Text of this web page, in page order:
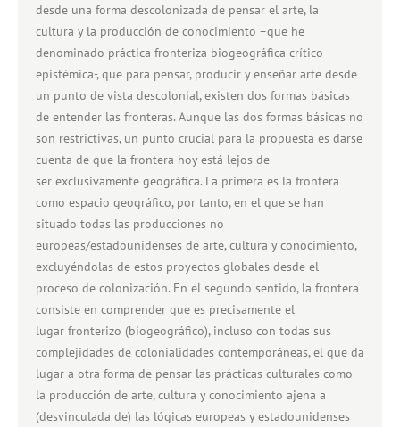
desde una forma descolonizada de pensar el arte, la
cultura y la producción de conocimiento –que he
denominado práctica fronteriza biogeográfica crítico-
epistémica-, que para pensar, producir y enseñar arte desde
un punto de vista descolonial, existen dos formas básicas
de entender las fronteras. Aunque las dos formas básicas no
son restrictivas, un punto crucial para la propuesta es darse
cuenta de que la frontera hoy está lejos de
ser exclusivamente geográfica. La primera es la frontera
como espacio geográfico, por tanto, en el que se han
situado todas las producciones no
europeas/estadounidenses de arte, cultura y conocimiento,
excluyéndolas de estos proyectos globales desde el
proceso de colonización. En el segundo sentido, la frontera
consiste en comprender que es precisamente el
lugar fronterizo (biogeográfico), incluso con todas sus
complejidades de colonialidades contemporáneas, el que da
lugar a otra forma de pensar las prácticas culturales como
la producción de arte, cultura y conocimiento ajena a
(desvinculada de) las lógicas europeas y estadounidenses